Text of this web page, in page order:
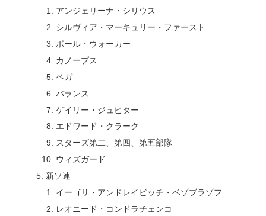
アンジェリーナ・シリウス
シルヴィア・マーキュリー・ファースト
ポール・ウォーカー
カノープス
ベガ
バランス
ゲイリー・ジュピター
エドワード・クラーク
スターズ第二、第四、第五部隊
ウィズガード
新ソ連
イーゴリ・アンドレイビッチ・ベゾブラゾフ
レオニード・コンドラチェンコ